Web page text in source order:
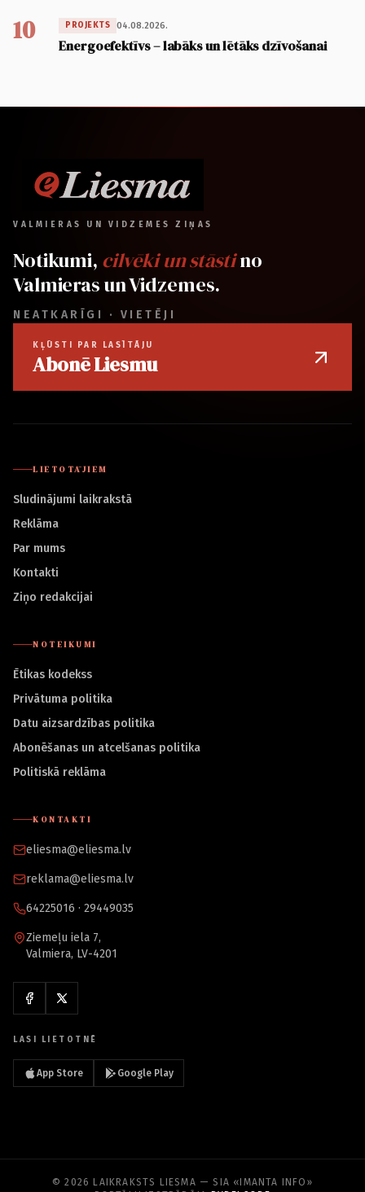
10 PROJEKTS 04.08.2026.
Energoefektīvs – labāks un lētāks dzīvošanai
VALMIERAS UN VIDZEMES ZIŅAS
Notikumi, cilvēki un stāstino
Valmieras un Vidzemes.
NEATKARĪGI · VIETĒJI
KĻŪSTI PAR LASĪTĀJU
Abonē Liesmu
LIETOTĀJIEM
Sludinājumi laikrakstā
Reklāma
Par mums
Kontakti
Ziņo redakcijai
NOTEIKUMI
Ētikas kodekss
Privātuma politika
Datu aizsardzības politika
Abonēšanas un atcelšanas politika
Politiskā reklāma
KONTAKTI
eliesma@eliesma.lv
reklama@eliesma.lv
64225016 · 29449035
Ziemeļu iela 7,
Valmiera, LV-4201
LASI LIETOTNĒ
App Store Google Play
© 2026 LAIKRAKSTS LIESMA — SIA «IMANTA INFO»